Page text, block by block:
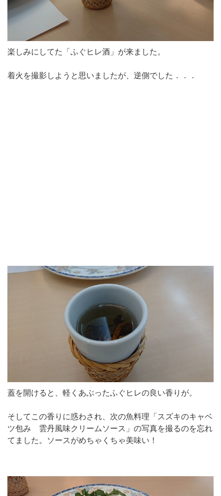
楽しみにしてた「ふぐヒレ酒」が来ました。
着火を撮影しようと思いましたが、逆側でした．．．
蓋を開けると、軽くあぶったふぐヒレの良い香りが。
そしてこの香りに惑わされ、次の魚料理「スズキのキャベ
ツ包み 雲丹風味クリームソース」の写真を撮るのを忘れ
てました。ソースがめちゃくちゃ美味い！